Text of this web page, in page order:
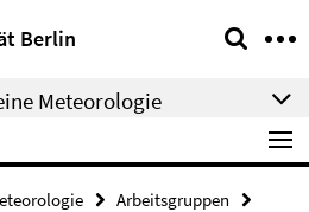
Berlin
Meteorologie
Arbeitsgruppen